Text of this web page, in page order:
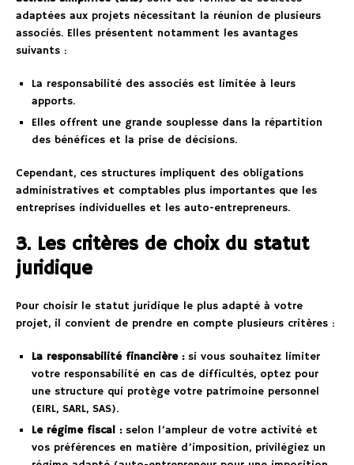
adaptées aux projets nécessitant la réunion de plusieurs
associés. Elles présentent notamment les avantages
suivants :
La responsabilité des associés est limitée à leurs
apports.
Elles offrent une grande souplesse dans la répartition
des bénéfices et la prise de décisions.
Cependant, ces structures impliquent des obligations
administratives et comptables plus importantes que les
entreprises individuelles et les auto-entrepreneurs.
3. Les critères de choix du statut
juridique
Pour choisir le statut juridique le plus adapté à votre
projet, il convient de prendre en compte plusieurs critères :
La responsabilité financière :si vous souhaitez limiter
votre responsabilité en cas de difficultés, optez pour
une structure qui protège votre patrimoine personnel
(EIRL, SARL, SAS).
Le régime fiscal :selon l’ampleur de votre activité et
vos préférences en matière d’imposition, privilégiez un